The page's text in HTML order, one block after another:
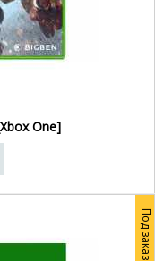
One]
Под заказ